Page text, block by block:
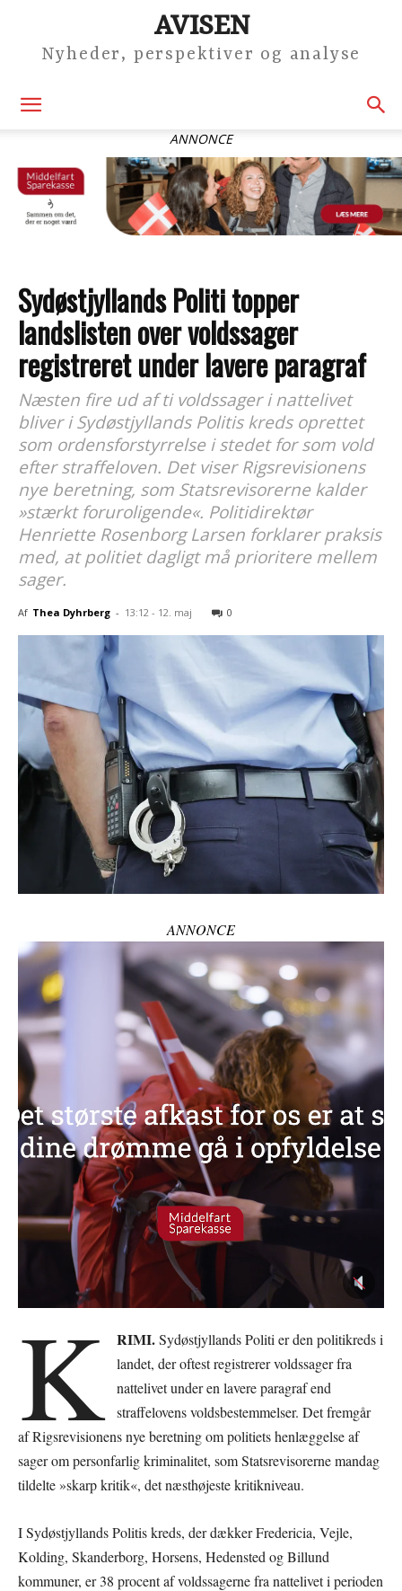
AVISEN
Nyheder, perspektiver og analyse
ANNONCE
Sydøstjyllands Politi topper
landslisten over voldssager
registreret under lavere paragraf
Næsten fire ud af ti voldssager i nattelivet
bliver i Sydøstjyllands Politis kreds oprettet
som ordensforstyrrelse i stedet for som vold
efter straffeloven. Det viser Rigsrevisionens
nye beretning, som Statsrevisorerne kalder
»stærkt foruroligende«. Politidirektør
Henriette Rosenborg Larsen forklarer praksis
med, at politiet dagligt må prioritere mellem
sager.
Af Thea Dyhrberg - 13:12 - 12. maj 0
ANNONCE
K RIMI.Sydøstjyllands Politi er den politikreds i
landet, der oftest registrerer voldssager fra
nattelivet under en lavere paragraf end
straffelovens voldsbestemmelser. Det fremgår
af Rigsrevisionens nye beretning om politiets henlæggelse af
sager om personfarlig kriminalitet, som Statsrevisorerne mandag
tildelte »skarp kritik«, det næsthøjeste kritikniveau.
I Sydøstjyllands Politis kreds, der dækker Fredericia, Vejle,
Kolding, Skanderborg, Horsens, Hedensted og Billund
kommuner, er 38 procent af voldssagerne fra nattelivet i perioden